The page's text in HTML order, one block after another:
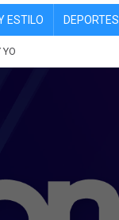
ESTILO DEPORTES